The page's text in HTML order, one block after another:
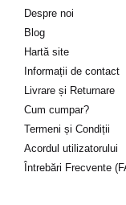
Despre noi
Blog
Hartă site
Informații de contact
Livrare și Returnare
Cum cumpar?
Termeni și Condiții
Acordul utilizatorului
Întrebări Frecvente